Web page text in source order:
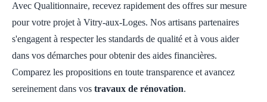
Avec Qualitionnaire, recevez rapidement des offres sur mesure
pour votre projet à Vitry-aux-Loges. Nos artisans partenaires
s'engagent à respecter les standards de qualité et à vous aider
dans vos démarches pour obtenir des aides financières.
Comparez les propositions en toute transparence et avancez
sereinement dans vos travaux de rénovation.